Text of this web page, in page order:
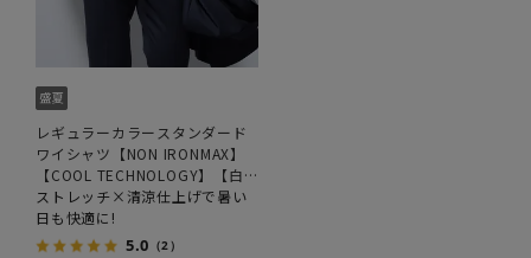
レギュラーカラースタンダード
ワイシャツ【NON IRONMAX】
【COOL TECHNOLOGY】【白
無地】
ストレッチ×清涼仕上げで暑い
日も快適に!
5.0 （2）